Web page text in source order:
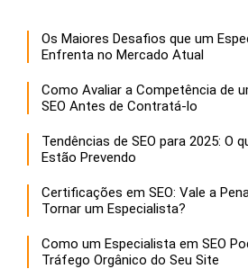
Os Maiores Desafios que um
Enfrenta no Mercado Atual
Como Avaliar a Competência de
SEO Antes de Contratá-lo
Tendências de SEO para 2025: O
Estão Prevendo
Certificações em SEO: Vale a
Tornar um Especialista?
Como um Especialista em SEO
Tráfego Orgânico do Seu Site